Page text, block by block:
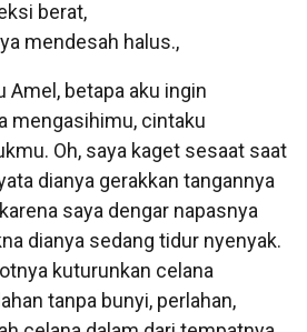
berat,
mendesah halus.,
Amel, betapa aku ingin
mengasihimu, cintaku
Oh, saya kaget sesaat saat
dianya gerakkan tangannya
saya dengar napasnya
dianya sedang tidur nyenyak.
kuturunkan celana
tanpa bunyi, perlahan,